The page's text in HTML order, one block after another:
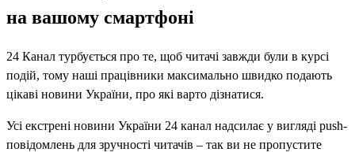
на вашому смартфоні
24 Канал турбується про те, щоб читачі завжди були в курсі
подій, тому наші працівники максимально швидко подають
цікаві новини України, про які варто дізнатися.
Усі екстрені новини України 24 канал надсилає у вигляді push-
повідомлень для зручності читачів – так ви не пропустите